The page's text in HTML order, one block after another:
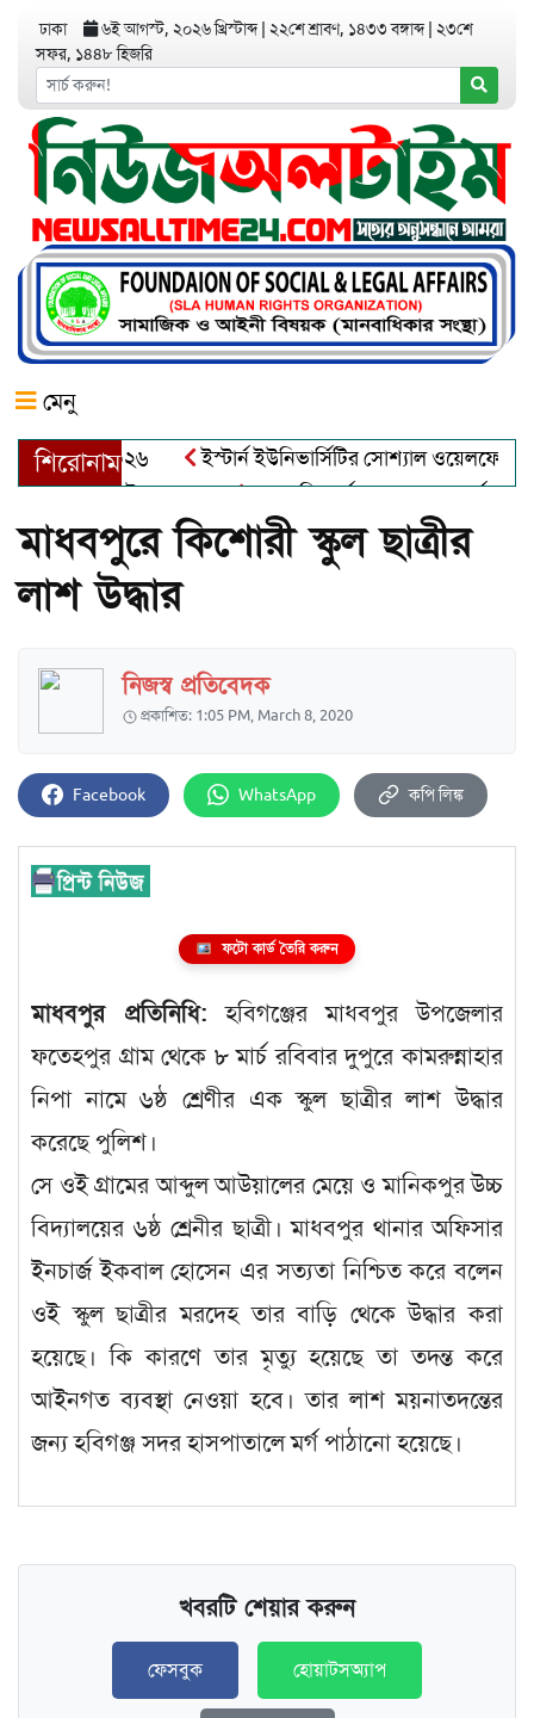
ঢাকা ৬ই আগস্ট, ২০২৬ খ্রিস্টাব্দ ২২শে শ্রাবণ, ১৪৩৩ বঙ্গাব্দ ২৩শে
সফর, ১৪৪৮ হিজরি
মেনু
শিরোনাম
ইস্টার্ন ইউনিভার্সিটির সোশ্যাল ওয়েলফেয়ার
খালেক এর ইন্তেকাল
আত্মশুদ্ধি অর্জন ও অশুভকে বর্জন করে
মাধবপুরে কিশোরী স্কুল ছাত্রীর
লাশ উদ্ধার
নিজস্ব প্রতিবেদক
প্রকাশিত: 1:05 PM, March 8, 2020
Facebook WhatsApp কপি লিঙ্ক
ফটো কার্ড তৈরি করুন
মাধবপুর প্রতিনিধি: হবিগঞ্জের মাধবপুর উপজেলার
ফতেহপুর গ্রাম থেকে ৮ মার্চ রবিবার দুপুরে কামরুন্নাহার
নিপা নামে ৬ষ্ঠ শ্রেণীর এক স্কুল ছাত্রীর লাশ উদ্ধার
করেছে পুলিশ।
সে ওই গ্রামের আব্দুল আউয়ালের মেয়ে ও মানিকপুর উচ্চ
বিদ্যালয়ের ৬ষ্ঠ শ্রেনীর ছাত্রী। মাধবপুর থানার অফিসার
ইনচার্জ ইকবাল হোসেন এর সত্যতা নিশ্চিত করে বলেন
ওই স্কুল ছাত্রীর মরদেহ তার বাড়ি থেকে উদ্ধার করা
হয়েছে। কি কারণে তার মৃত্যু হয়েছে তা তদন্ত করে
আইনগত ব্যবস্থা নেওয়া হবে। তার লাশ ময়নাতদন্তের
জন্য হবিগঞ্জ সদর হাসপাতালে মর্গ পাঠানো হয়েছে।
খবরটি শেয়ার করুন
ফেসবুক হোয়াটসঅ্যাপ